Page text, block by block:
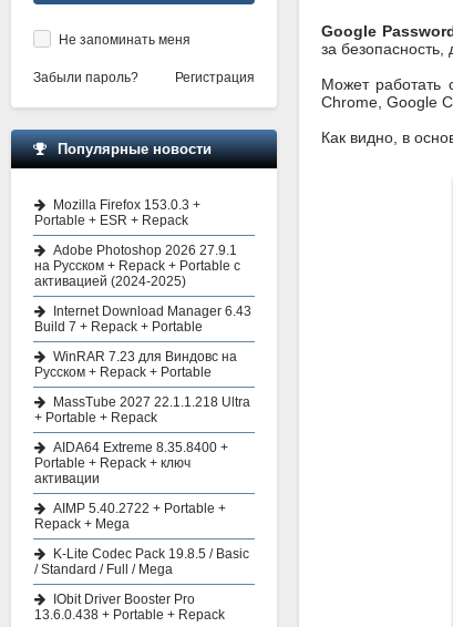
Google
за
Может работать
Chrome, Google
Как видно, в
Не запоминать меня
Забыли пароль? Регистрация
Популярные новости
Mozilla Firefox 153.0.3 +
Portable + ESR + Repack
Adobe Photoshop 2026 27.9.1
на Русском + Repack + Portable с
активацией (2024-2025)
Internet Download Manager 6.43
Build 7 + Repack + Portable
WinRAR 7.23 для Виндовс на
Русском + Repack + Portable
MassTube 2027 22.1.1.218 Ultra
+ Portable + Repack
AIDA64 Extreme 8.35.8400 +
Portable + Repack + ключ
активации
AIMP 5.40.2722 + Portable +
Repack + Mega
K-Lite Codec Pack 19.8.5 / Basic
/ Standard / Full / Mega
IObit Driver Booster Pro
13.6.0.438 + Portable + Repack